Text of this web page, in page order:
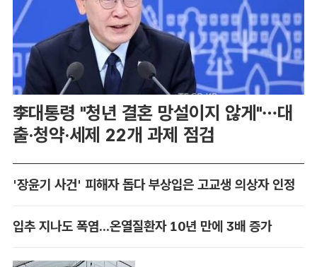
李대통령 "청년 결혼 망설이지 않게"…대
출·청약·세제 22개 과제 점검
'장윤기 사건' 피해자 돕다 부상입은 고교생 의상자 인정
입추 지나도 폭염...온열질환자 10년 만에 3배 증가